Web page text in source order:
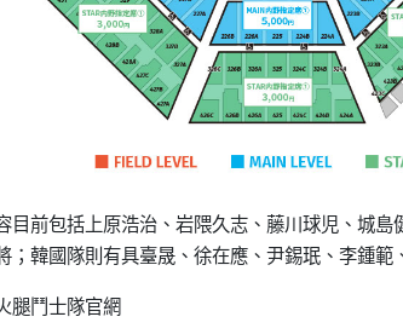
目前包括上原浩治、岩隈久志、藤川球児、城
；韓國隊則有具臺晟、徐在應、尹錫珉、李鍾範
腿鬥士隊官網